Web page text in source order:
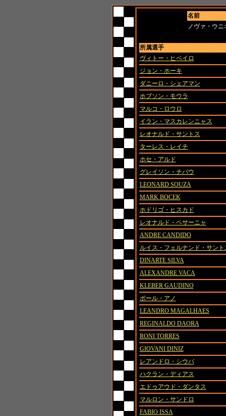
名前
ノヴァ・ウニ
所属選手
ヴィトー・ヒベイロ
ジョン・ホーキ
ダニーロ・シェアマン
ホブソン・モウラ
マルコ・ロウロ
イラン・マスカレンニャス
レオナルド・サントス
ターレス・レイチ
ホセ・アルド
グレイソン・チバウ
LEONARD SOUZA
MARK BOCEK
ホドリゴ・ヒスカド
レオナルド・ペサーニャ
ANDRE CANDIDO
ルイス・フェルナンド・サント
DINARTE SILVA
ALEXANDRE VACA
KLEBER GAUDINO
ポール・アノ
LEANDRO MAGALHAES
REGINALDO DAORA
RONI TORRES
GIOVANI DINIZ
レアンドロ・シウバ
ハクラン・ディアス
エドゥアウド・ダンタス
マルロン・サンドロ
FABIO ISSA